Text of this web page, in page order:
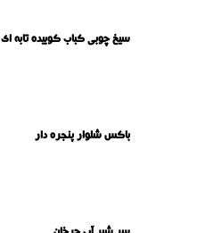
سیخ چوبی کباب کوبیده تابه ای
باکس شلوار پنجره دار